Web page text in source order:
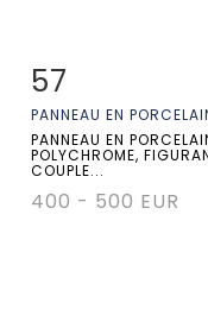
Fiche détaillée
57
PANNEAU EN
PANNEAU EN
POLYCHROME,
COUPLE...
400 - 500 EUR